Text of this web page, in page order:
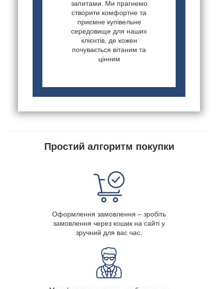
запитами. Ми прагнемо
створити комфортне та
приємне купівельне
середовище для наших
клієнтів, де кожен
почувається вітаним та
цінним
Простий алгоритм покупки
Оформлення замовлення – зробіть
замовлення через кошик на сайті у
зручний для вас час.